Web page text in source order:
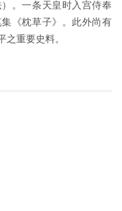
。一条天皇时入宫侍奉
《枕草子》。此外尚有
之重要史料。